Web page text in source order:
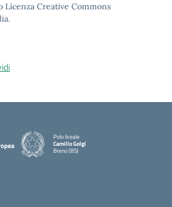
Licenza Creative Commons
Polo liceale
Camillo Golgi
Breno (BS)